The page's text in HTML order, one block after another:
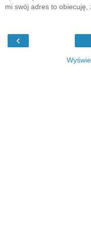
mi swój adres to obiecuję,
‹